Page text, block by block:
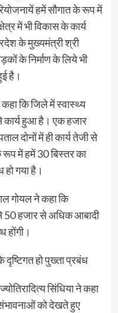
हमें सौगात के रूप में
में भी विकास के कार्य
के मुख्यमंत्री श्री
के निर्माण के लिये भी
है।
कहा कि जिले में स्वास्थ्य
कार्य हुआ है। एक हजार
दोनों में ही कार्य तेजी से
में हमें 30 बिस्तर का
गया है।
गोयल ने कहा कि
50 हजार से अधिक आबादी
होंगी।
हो पुख्ता प्रबंध
सिंधिया ने कहा
को देखते हुए